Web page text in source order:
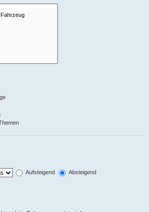
Aufsteigend
Absteigend